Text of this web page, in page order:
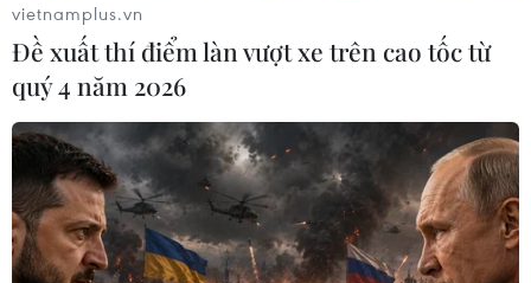
vietnamplus.vn
Đề xuất thí điểm làn vượt xe trên cao tốc từ
quý 4 năm 2026